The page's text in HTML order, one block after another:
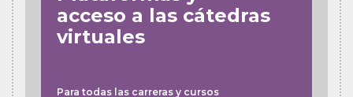
acceso a las cátedras
virtuales
Para todas las carreras y cursos